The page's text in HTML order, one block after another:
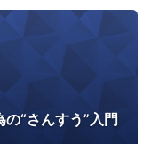
“さんすう”入門